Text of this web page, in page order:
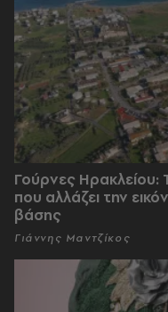
Γούρνες
που αλλάζει την
βάσης
Γιάννης Μαντζίκος